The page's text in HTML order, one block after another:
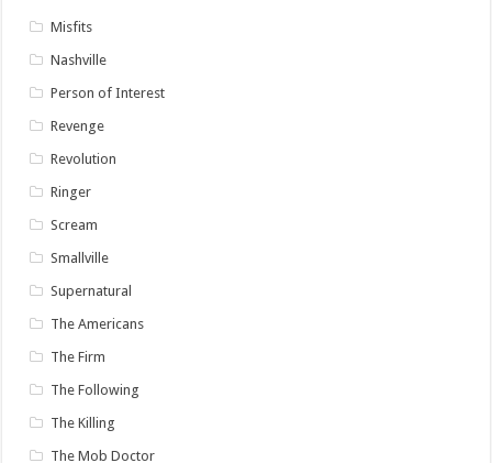
Misfits
Nashville
Person of Interest
Revenge
Revolution
Ringer
Scream
Smallville
Supernatural
The Americans
The Firm
The Following
The Killing
The Mob Doctor